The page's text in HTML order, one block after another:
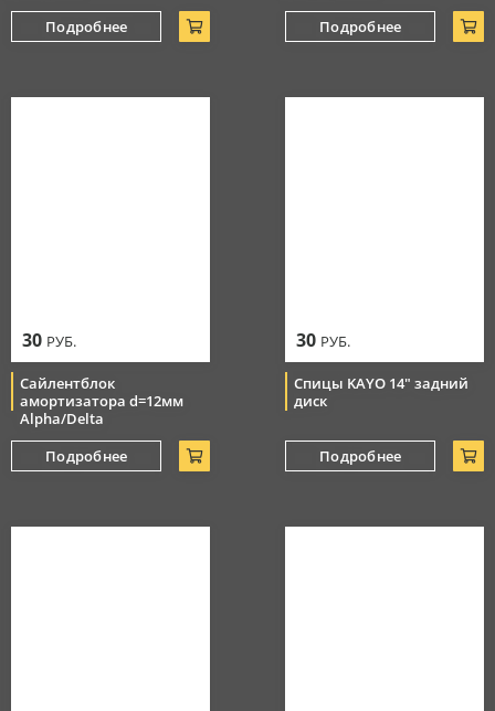
Подробнее
Подробнее
30 РУБ.
Сайлентблок
амортизатора d=12мм
Alpha/Delta
Подробнее
30 РУБ.
Спицы KAYO 14" задний
диск
Подробнее